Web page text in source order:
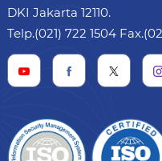
DKI Jakarta 12110.
Telp.(021) 722 1504